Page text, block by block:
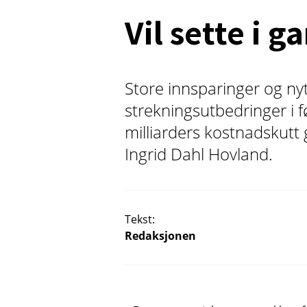
Vil sette i
Store innsparinger og
strekningsutbedringer i
milliarders kostnadskutt
Ingrid Dahl Hovland.
Tekst:
Redaksjonen